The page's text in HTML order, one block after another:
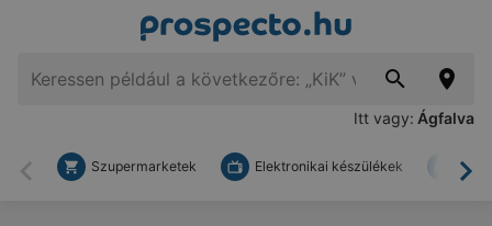
Itt vagy: Ágfalva
Vissza
Szupermarketek Elektronikai készülékek